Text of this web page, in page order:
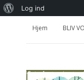
Hjem BLIV
OmLog ind